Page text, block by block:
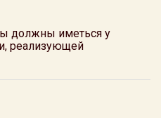
должны иметься у
реализующей